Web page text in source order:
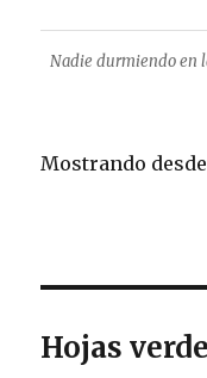
Nadie durmiendo en
Mostrando
Hojas